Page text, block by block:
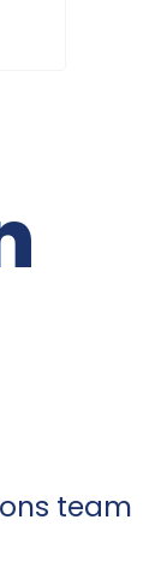
team